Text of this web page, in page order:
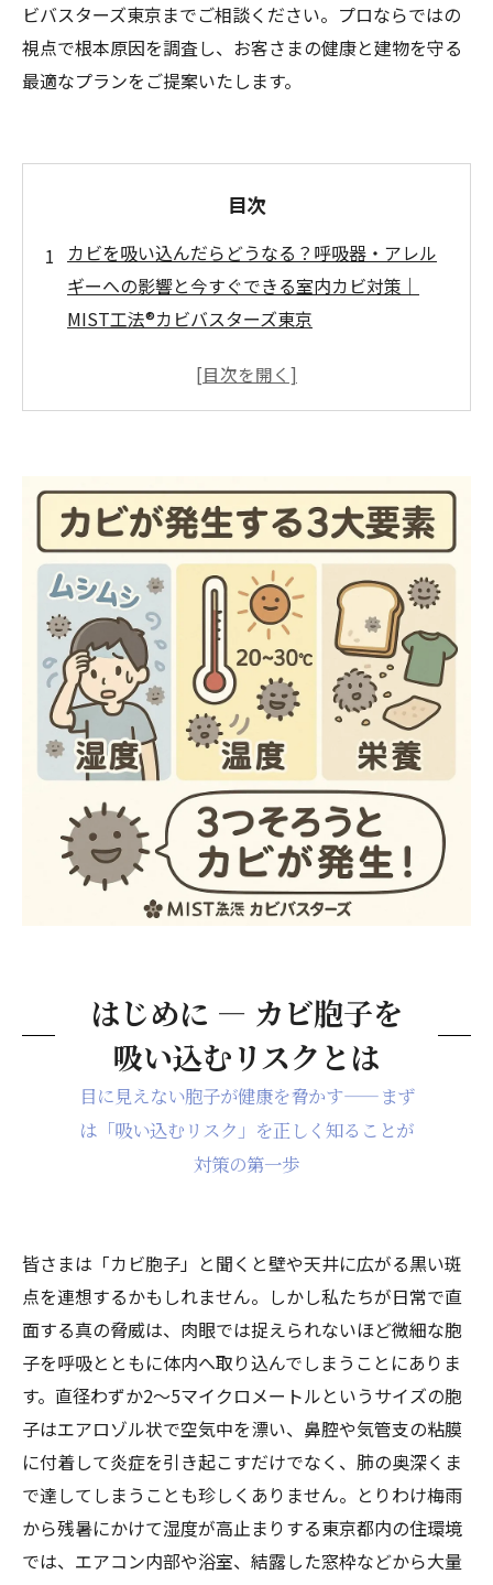
ビバスターズ東京までご相談ください。プロならではの
視点で根本原因を調査し、お客さまの健康と建物を守る
最適なプランをご提案いたします。
目次
カビを吸い込んだらどうなる？呼吸器・アレル
ギーへの影響と今すぐできる室内カビ対策｜
MIST工法®カビバスターズ東京
カビ胞子とは？大きさ・種類・人体への侵入ル
アレルギー悪化・真菌症など長期的健康被害の
可能性
見落としがちな室内カビ発生ポイント7選
今日からできる！カビ繁殖を抑える換気・湿度
管理テクニック
寝具・カーテン・エアコン…日常アイテム別セ
ルフケア方法
梅雨・夏・冬―季節別に見る効果的なカビ対策
カレンダー
東京都内でカビが再発する前に！専門家へ相談
するメリットとタイミング
よくある質問（FAQ）と相談窓口のご案内
はじめに ― カビ胞子を
吸い込むリスクとは
目に見えない胞子が健康を脅かす——まず
は「吸い込むリスク」を正しく知ることが
対策の第一歩
皆さまは「カビ胞子」と聞くと壁や天井に広がる黒い斑
点を連想するかもしれません。しかし私たちが日常で直
面する真の脅威は、肉眼では捉えられないほど微細な胞
子を呼吸とともに体内へ取り込んでしまうことにありま
す。直径わずか2〜5マイクロメートルというサイズの胞
子はエアロゾル状で空気中を漂い、鼻腔や気管支の粘膜
に付着して炎症を引き起こすだけでなく、肺の奥深くま
で達してしまうことも珍しくありません。とりわけ梅雨
から残暑にかけて湿度が高止まりする東京都内の住環境
では、エアコン内部や浴室、結露した窓枠などから大量